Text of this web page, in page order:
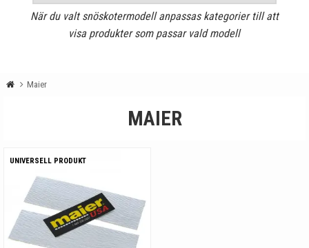
När du valt snöskotermodell anpassas kategorier till att
visa produkter som passar vald modell
Maier
MAIER
UNIVERSELL PRODUKT